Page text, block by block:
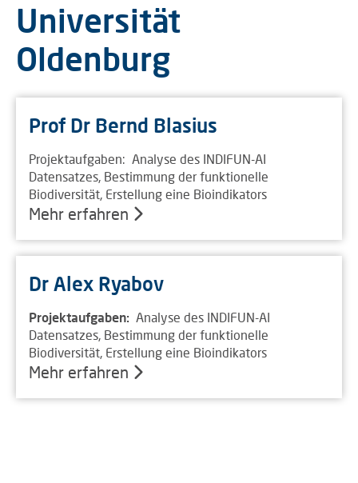
Universität
Oldenburg
Prof Dr Bernd Blasius
Projektaufgaben: Analyse des INDIFUN-AI
Datensatzes, Bestimmung der funktionelle
Biodiversität, Erstellung eine Bioindikators
Mehr erfahren
Dr Alex Ryabov
Projektaufgaben: Analyse des INDIFUN-AI
Datensatzes, Bestimmung der funktionelle
Biodiversität, Erstellung eine Bioindikators
Mehr erfahren